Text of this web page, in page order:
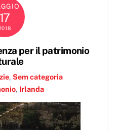
17
per il patrimonio
, Sem categoria
, Irlanda